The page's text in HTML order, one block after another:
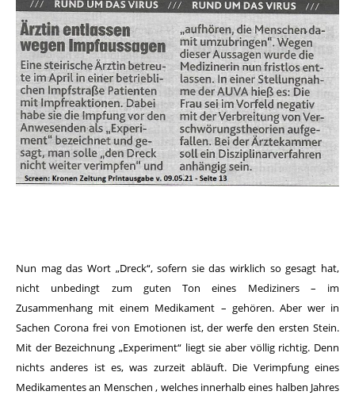
Nun mag das Wort „Dreck“, sofern sie das wirklich so gesagt hat,
nicht unbedingt zum guten Ton eines Mediziners – im
Zusammenhang mit einem Medikament – gehören. Aber wer in
Sachen Corona frei von Emotionen ist, der werfe den ersten Stein.
Mit der Bezeichnung „Experiment“ liegt sie aber völlig richtig. Denn
nichts anderes ist es, was zurzeit abläuft. Die Verimpfung eines
Medikamentes an Menschen , welches innerhalb eines halben Jahres